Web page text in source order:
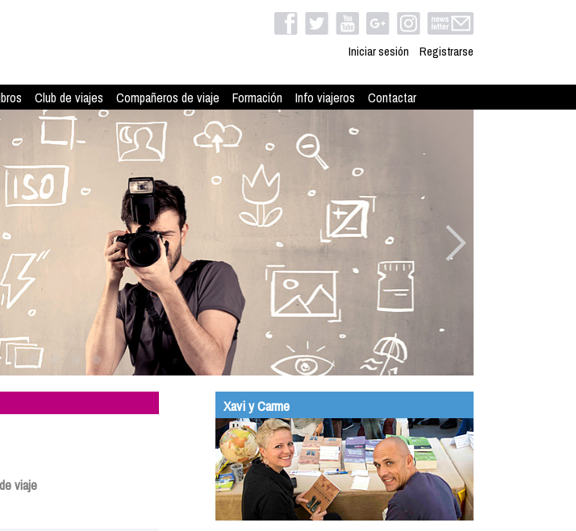
Iniciar sesión Registrarse
Club de viajes Compañeros de viaje Formación Info viajeros Contactar
viaje
Xavi y Carme